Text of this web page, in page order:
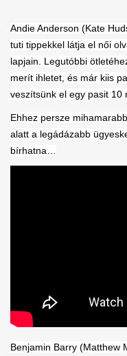
Andie Anderson (Kate
tuti tippekkel látja el női
lapjain. Legutóbbi
merít ihletet, és már kiis
veszítsünk el egy pasit 10
Ehhez persze
alatt a legádázabb
bírhatna…
Benjamin Barry (Matthew